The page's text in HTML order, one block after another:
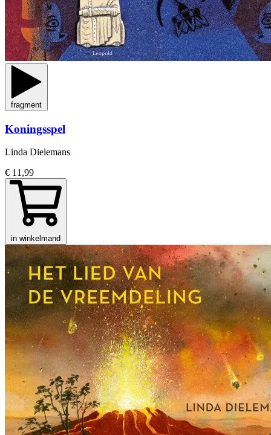
fragment
Koningsspel
Linda Dielemans
€ 11,99
in winkelmand